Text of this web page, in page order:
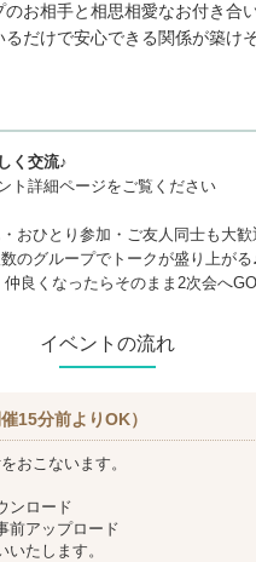
のお相手と相思相愛なお付き合
るだけで安心できる関係が築け
く交流♪
ト詳細ページをご覧ください
おひとり参加・ご友人同士も大
のグループでトークが盛り上がる
良くなったらそのまま2次会へ
イベントの流れ
15分前よりOK）
おこないます。
ンロード
前アップロード
いたします。